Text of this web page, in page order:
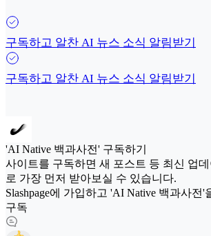
구독하고 알찬 AI 뉴스 소식 알림받기
구독하고 알찬 AI 뉴스 소식 알림받기
'AI Native 백과사전' 구독하기
사이트를 구독하면 새 포스트 등 최신 업
로 가장 먼저 받아보실 수 있습니다.
Slashpage에 가입하고 'AI Native 백과사전'
구독